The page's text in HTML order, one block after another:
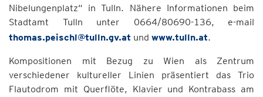
Nibelungenplatz“ in Tulln. Nähere Informationen beim
Stadtamt Tulln unter 0664/80690-136, e-mail
thomas.peischl@tulln.gv.at und www.tulln.at.
Kompositionen mit Bezug zu Wien als Zentrum
verschiedener kultureller Linien präsentiert das Trio
Flautodrom mit Querflöte, Klavier und Kontrabass am